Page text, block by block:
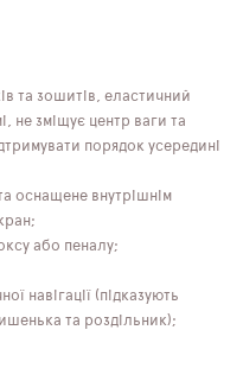
та зошитів, еластичний
не зміщує центр ваги та
порядок усередині
оснащене внутрішнім
або пеналу;
навігації (підказують
та роздільник);